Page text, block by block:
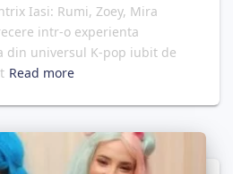
Iasi: Rumi, Zoey, Mira
intr-o experienta
din universul K-pop iubit de
Read more